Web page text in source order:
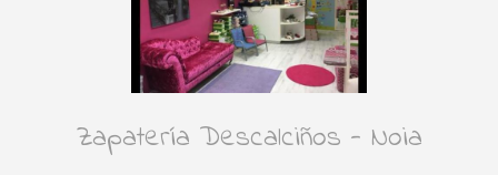
Zapatería Descalciños - Noia